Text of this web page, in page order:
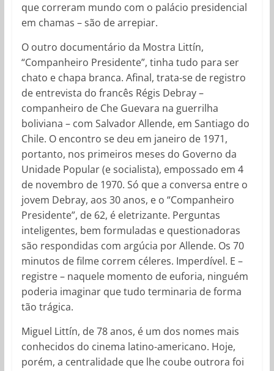
que correram mundo com o palácio presidencial
em chamas – são de arrepiar.
O outro documentário da Mostra Littín,
“Companheiro Presidente”, tinha tudo para ser
chato e chapa branca. Afinal, trata-se de registro
de entrevista do francês Régis Debray –
companheiro de Che Guevara na guerrilha
boliviana – com Salvador Allende, em Santiago do
Chile. O encontro se deu em janeiro de 1971,
portanto, nos primeiros meses do Governo da
Unidade Popular (e socialista), empossado em 4
de novembro de 1970. Só que a conversa entre o
jovem Debray, aos 30 anos, e o “Companheiro
Presidente”, de 62, é eletrizante. Perguntas
inteligentes, bem formuladas e questionadoras
são respondidas com argúcia por Allende. Os 70
minutos de filme correm céleres. Imperdível. E –
registre – naquele momento de euforia, ninguém
poderia imaginar que tudo terminaria de forma
tão trágica.
Miguel Littín, de 78 anos, é um dos nomes mais
conhecidos do cinema latino-americano. Hoje,
porém, a centralidade que lhe coube outrora foi